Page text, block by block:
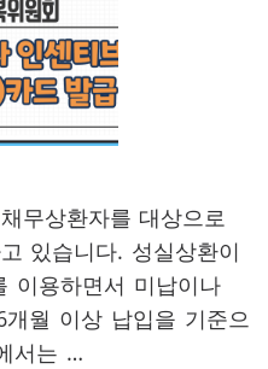
무상환자를 대상으로
있습니다. 성실상환이
이용하면서 미납이나
월 이상 납입을 기준으
서는 …